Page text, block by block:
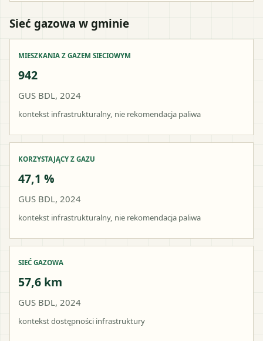
Sieć gazowa w gminie
MIESZKANIA Z GAZEM SIECIOWYM
942
GUS BDL, 2024
kontekst infrastrukturalny, nie rekomendacja paliwa
KORZYSTAJĄCY Z GAZU
47,1 %
GUS BDL, 2024
kontekst infrastrukturalny, nie rekomendacja paliwa
SIEĆ GAZOWA
57,6 km
GUS BDL, 2024
kontekst dostępności infrastruktury